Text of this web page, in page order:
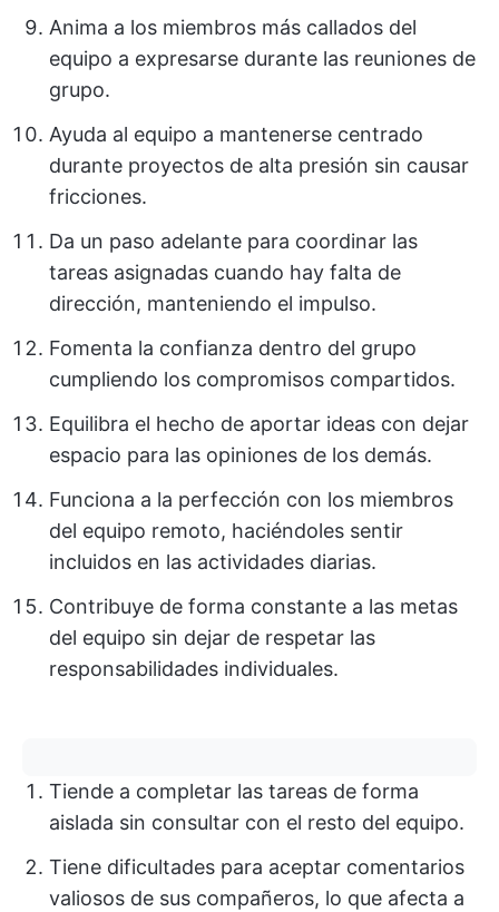
Anima a los miembros más callados del
equipo a expresarse durante las reuniones de
grupo.
Ayuda al equipo a mantenerse centrado
durante proyectos de alta presión sin causar
fricciones.
Da un paso adelante para coordinar las
tareas asignadas cuando hay falta de
dirección, manteniendo el impulso.
Fomenta la confianza dentro del grupo
cumpliendo los compromisos compartidos.
Equilibra el hecho de aportar ideas con dejar
espacio para las opiniones de los demás.
Funciona a la perfección con los miembros
del equipo remoto, haciéndoles sentir
incluidos en las actividades diarias.
Contribuye de forma constante a las metas
del equipo sin dejar de respetar las
responsabilidades individuales.
Tiende a completar las tareas de forma
aislada sin consultar con el resto del equipo.
Tiene dificultades para aceptar comentarios
valiosos de sus compañeros, lo que afecta a